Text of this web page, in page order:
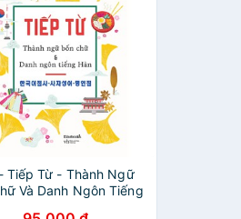
Tiếp Từ - Thành Ngữ
Và Danh Ngôn Tiếng